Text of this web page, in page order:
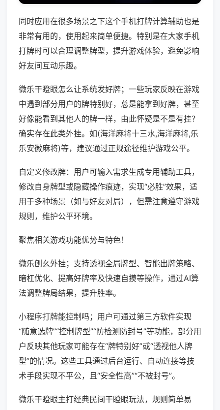
同时应用在很多场景之下这个手机打牌计算辅助也是
非常有用的，使用起来简单便捷。特别是在大家手机
打牌时可以合理调整牌型，提升游戏体验，避免影响
好友间互动乐趣。
微乐干瞪眼怎么让系统发好牌；一些玩家反映在游戏
中遇到部分用户的牌特别好，总是能拿到好牌，甚至
好像能看到其他人的牌一样，由此怀疑是不是有挂？
确实存在此类外挂。如(海洋麻将十三水,海洋麻将,乐
乐安徽麻将)等，建议通过正规途径维护游戏公平。
自定义修改牌：用户可输入需求生成专用辅助工具，
修改自身牌型或隐藏操作痕迹，实现“必胜”效果，适
用于多种场景（如与好友对局），但需注意遵守游戏
规则，维护公平环境。
聚焦相关游戏功能优势与特色！
微乐刨幺外挂；支持透视全局牌型、智能出牌策略、
暗杠优化、提高好牌率及快速自摸等操作，通过AI算
法调整牌局结果，提升胜率。
小程序打牌能控制吗；用户可通过第三方软件实现
“随意选牌”“控制牌型”“防检测防封号”等功能，部分用
户反映其他玩家可能存在“牌特别好”或“透视他人牌
型”的情况。这些工具通过后台运行、自动连接等技
术手段实现不平公，且“安全性高”“不被封号”。
微乐干瞪眼主打经典民间干瞪眼玩法，规则简单易